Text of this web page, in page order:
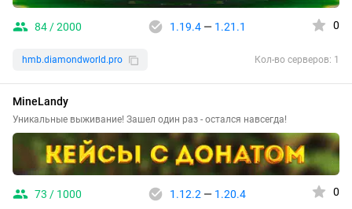
84 / 2000 1.19.4— 1.21.1 0
hmb.diamondworld.pro Кол-во серверов: 1
MineLandy
Уникальные выживание! Зашел один раз - остался навсегда!
73 / 1000 1.12.2 — 1.20.4 0